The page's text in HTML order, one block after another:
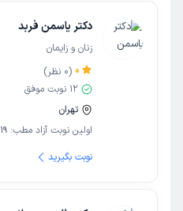
دکتر یاسمن فربد
زنان و زایمان
0
(
0 نظر)
12 نوبت موفق
تهران
اولین نوبت آزاد مطب: 19 مرداد 1405
نوبت بگیرید